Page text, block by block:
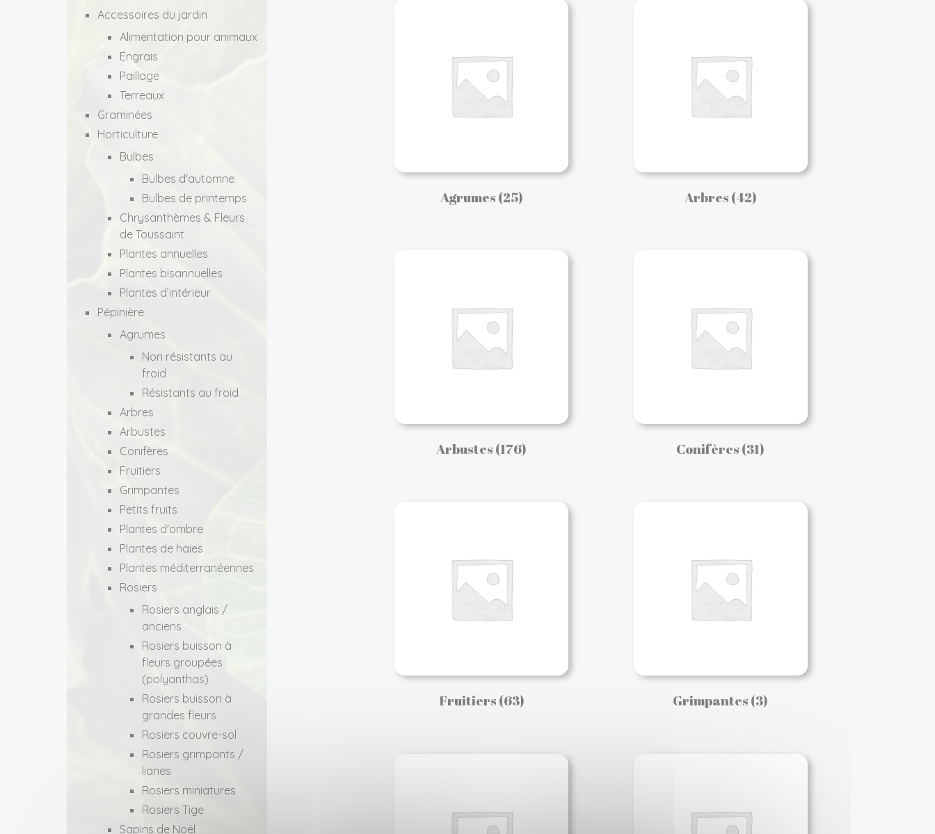
Accessoires du jardin
Alimentation pour animaux
Engrais
Paillage
Terreaux
Graminées
Horticulture
Bulbes
Bulbes d'automne
Bulbes de printemps
Chrysanthèmes & Fleurs
de Toussaint
Plantes annuelles
Plantes bisannuelles
Plantes d’intérieur
Pépinière
Agrumes
Non résistants au
froid
Résistants au froid
Arbres
Arbustes
Conifères
Fruitiers
Grimpantes
Petits fruits
Plantes d'ombre
Plantes de haies
Plantes méditerranéennes
Rosiers
Rosiers anglais /
anciens
Rosiers buisson à
fleurs groupées
(polyanthas)
Rosiers buisson à
grandes fleurs
Rosiers couvre-sol
Rosiers grimpants /
lianes
Rosiers miniatures
Rosiers Tige
Sapins de Noël
Agrumes(25) Arbres(42)
Arbustes(176) Conifères(31)
Fruitiers(63) Grimpantes(3)